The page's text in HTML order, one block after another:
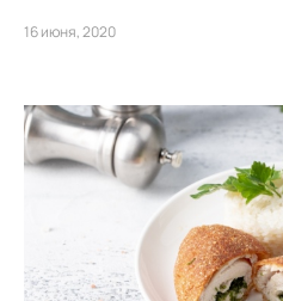
16 июня, 2020